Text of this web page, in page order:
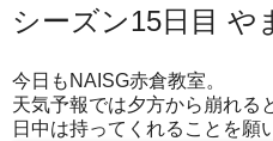
シーズン15日目 や
今日もNAISG赤倉教室。
天気予報では夕方から崩れる
日中は持ってくれることを願